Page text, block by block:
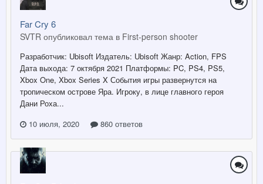
Far Cry 6
SVTR опубликовал тема в First-person shooter
Разработчик: Ubisoft Издатель: Ubisoft Жанр: Action, FPS
Дата выхода: 7 октября 2021 Платформы: PC, PS4, PS5,
Xbox One, Xbox Series X События игры развернутся на
тропическом острове Яра. Игроку, в лице главного героя
Дани Роха...
10 июля, 2020
860 ответов